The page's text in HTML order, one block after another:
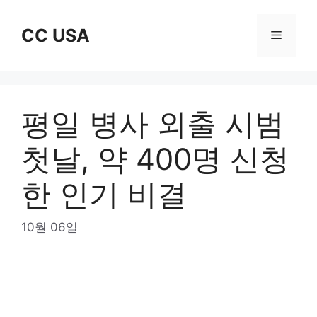
contentCC USA Menu
평일 병사 외출 시범
첫날, 약 400명 신청
한 인기 비결
10월 06일